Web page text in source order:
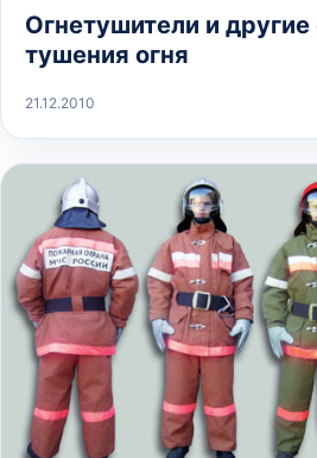
Огнетушители и другие
тушения огня
21.12.2010